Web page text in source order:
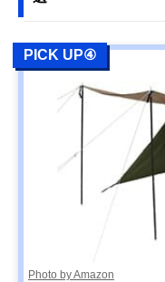
PICK UP④
Photo by Amazon